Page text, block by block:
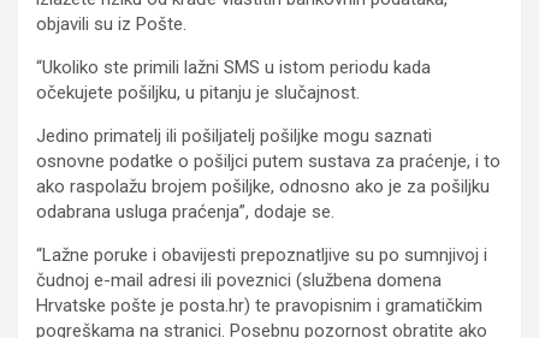
objavili su iz Pošte.
“Ukoliko ste primili lažni SMS u istom periodu kada
očekujete pošiljku, u pitanju je slučajnost.
Jedino primatelj ili pošiljatelj pošiljke mogu saznati
osnovne podatke o pošiljci putem sustava za praćenje, i to
ako raspolažu brojem pošiljke, odnosno ako je za pošiljku
odabrana usluga praćenja”, dodaje se.
“Lažne poruke i obavijesti prepoznatljive su po sumnjivoj i
čudnoj e-mail adresi ili poveznici (službena domena
Hrvatske pošte je posta.hr) te pravopisnim i gramatičkim
pogreškama na stranici. Posebnu pozornost obratite ako